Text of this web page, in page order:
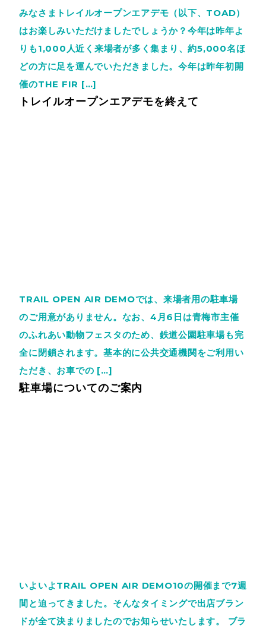
みなさまトレイルオープンエアデモ（以下、TOAD）
はお楽しみいただけましたでしょうか？今年は昨年よ
りも1,000人近く来場者が多く集まり、約5,000名ほ
どの方に足を運んでいただきました。今年は昨年初開
催のTHE FIR […]
トレイルオープンエアデモを終えて
TRAIL OPEN AIR DEMOでは、来場者用の駐車場
のご用意がありません。なお、4月6日は青梅市主催
のふれあい動物フェスタのため、鉄道公園駐車場も完
全に閉鎖されます。基本的に公共交通機関をご利用い
ただき、お車での […]
駐車場についてのご案内
いよいよTRAIL OPEN AIR DEMO10の開催まで7週
間と迫ってきました。そんなタイミングで出店ブラン
ドが全て決まりましたのでお知らせいたします。 ブラ